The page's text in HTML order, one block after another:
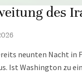
des
neunten Nacht
Ist Washington zu